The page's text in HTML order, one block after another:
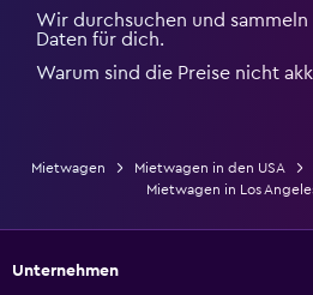
Wir durchsuchen und sammeln
Daten für dich.
Warum sind die Preise nicht
Mietwagen Mietwagen in den USA
Mietwagen in Los
Unternehmen